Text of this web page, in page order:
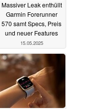
Massiver Leak enthüllt
Garmin Forerunner
570 samt Specs, Preis
und neuer Features
15.05.2025